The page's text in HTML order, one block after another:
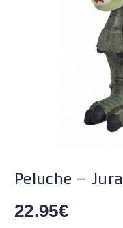
Peluche –
22.95€